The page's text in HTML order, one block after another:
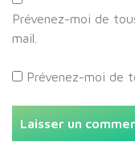
Prévenez-moi de
mail.
Prévenez-moi de